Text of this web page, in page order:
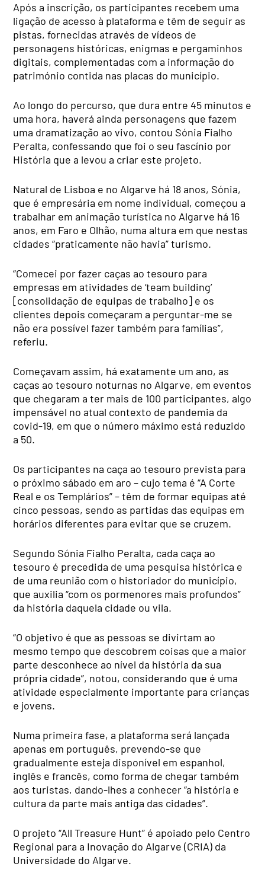
Após a inscrição, os participantes recebem uma
ligação de acesso à plataforma e têm de seguir as
pistas, fornecidas através de vídeos de
personagens históricas, enigmas e pergaminhos
digitais, complementadas com a informação do
património contida nas placas do município.
Ao longo do percurso, que dura entre 45 minutos e
uma hora, haverá ainda personagens que fazem
uma dramatização ao vivo, contou Sónia Fialho
Peralta, confessando que foi o seu fascínio por
História que a levou a criar este projeto.
Natural de Lisboa e no Algarve há 18 anos, Sónia,
que é empresária em nome individual, começou a
trabalhar em animação turística no Algarve há 16
anos, em Faro e Olhão, numa altura em que nestas
cidades “praticamente não havia” turismo.
“Comecei por fazer caças ao tesouro para
empresas em atividades de ‘team building’
[consolidação de equipas de trabalho] e os
clientes depois começaram a perguntar-me se
não era possível fazer também para famílias”,
referiu.
Começavam assim, há exatamente um ano, as
caças ao tesouro noturnas no Algarve, em eventos
que chegaram a ter mais de 100 participantes, algo
impensável no atual contexto de pandemia da
covid-19, em que o número máximo está reduzido
a 50.
Os participantes na caça ao tesouro prevista para
o próximo sábado em aro – cujo tema é “A Corte
Real e os Templários” – têm de formar equipas até
cinco pessoas, sendo as partidas das equipas em
horários diferentes para evitar que se cruzem.
Segundo Sónia Fialho Peralta, cada caça ao
tesouro é precedida de uma pesquisa histórica e
de uma reunião com o historiador do município,
que auxilia “com os pormenores mais profundos”
da história daquela cidade ou vila.
“O objetivo é que as pessoas se divirtam ao
mesmo tempo que descobrem coisas que a maior
parte desconhece ao nível da história da sua
própria cidade”, notou, considerando que é uma
atividade especialmente importante para crianças
e jovens.
Numa primeira fase, a plataforma será lançada
apenas em português, prevendo-se que
gradualmente esteja disponível em espanhol,
inglês e francês, como forma de chegar também
aos turistas, dando-lhes a conhecer “a história e
cultura da parte mais antiga das cidades”.
O projeto “All Treasure Hunt” é apoiado pelo Centro
Regional para a Inovação do Algarve (CRIA) da
Universidade do Algarve.